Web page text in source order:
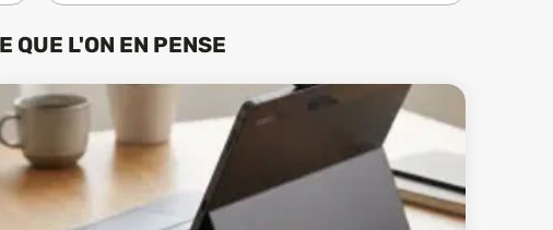
QUE L'ON EN PENSE